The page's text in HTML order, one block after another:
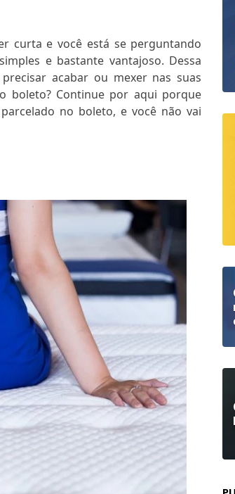
curta e você está se perguntando
e bastante vantajoso. Dessa
acabar ou mexer nas suas
boleto? Continue por aqui porque
no boleto, e você não vai